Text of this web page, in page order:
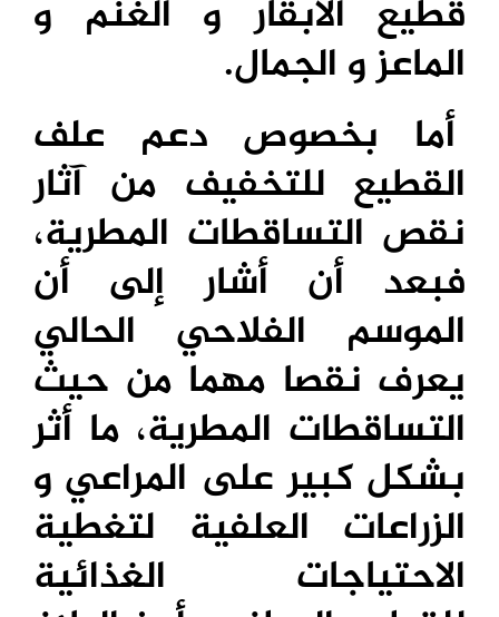
قطيع الأبقار و الغنم و
الماعز و الجمال.
أما بخصوص دعم علف
القطيع للتخفيف من آثار
نقص التساقطات المطرية،
فبعد أن أشار إلى أن
الموسم الفلاحي الحالي
يعرف نقصا مهما من حيث
التساقطات المطرية، ما أثر
بشكل كبير على المراعي و
الزراعات العلفية لتغطية
الاحتياجات الغذائية